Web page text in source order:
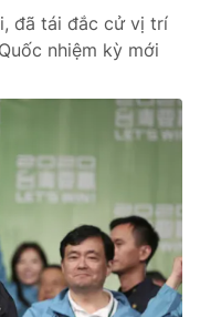
đã tái đắc cử vị trí
nhiệm kỳ mới